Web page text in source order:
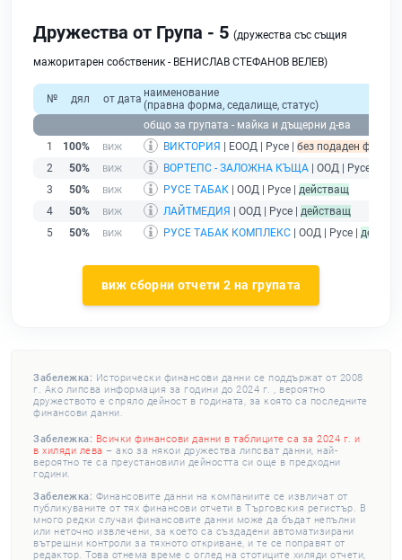
Дружества от Група - 5 (дружества със същия
мажоритарен собственик - ВЕНИСЛАВ СТЕФАНОВ ВЕЛЕВ)
№ дял от дата наименование
(правна форма, седалище, статус)
общо за групата - майка и дъщерни д-ва
1
100% ВИКТОРИЯ | ЕООД | Русе | без подаден
2
50% ВОРТЕПС - ЗАЛОЖНА КЪЩА | ООД | Русе |
3
50% РУСЕ ТАБАК | ООД | Русе | действащ
4
50% ЛАЙТМЕДИЯ | ООД | Русе | действащ
5
50% РУСЕ ТАБАК КОМПЛЕКС | ООД | Русе |
виж сборни отчети 2 на групата
Забележка: Исторически финансови данни се поддържат от 2008
г. Ако липсва информация за години до 2024 г. , вероятно
дружеството е спряло дейност в годината, за която са последните
финансови данни.
Забележка: Всички финансови данни в таблиците са за 2024 г. и
в хиляди лева – ако за някои дружества липсват данни, най-
вероятно те са преустановили дейността си още в предходни
години.
Забележка: Финансовите данни на компаниите се извличат от
публикуваните от тях финансови отчети в Търговския регистър. В
много редки случаи финансовите данни може да бъдат непълни
или неточно извлечени, за което са създадени автоматизирани
вътрешни контроли за тяхното откриване, и те се поправят от
редактор. Това отнема време с оглед на стотиците хиляди отчети,